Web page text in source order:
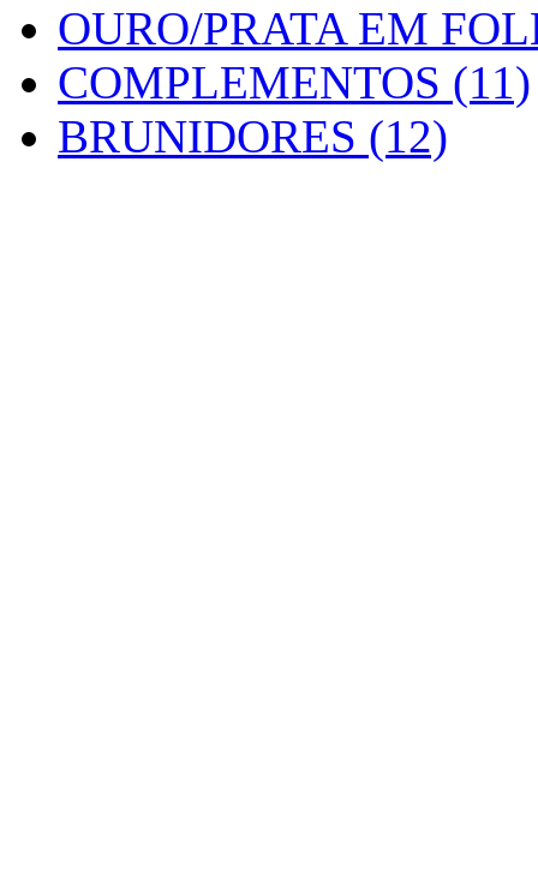
OURO/PRATA EM
COMPLEMENTOS (11)
BRUNIDORES (12)